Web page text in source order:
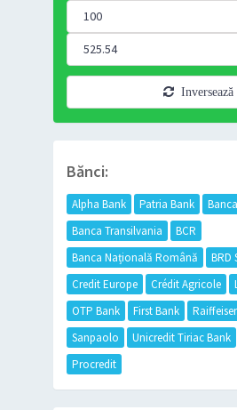
Inversează
Bănci:
Alpha Bank Patria Bank
Banca Transilvania
BCR
Banca Națională Română
BRD
Credit Europe
Crédit Agricole
OTP Bank
First Bank
Sanpaolo
Unicredit Tiriac Bank
Procredit